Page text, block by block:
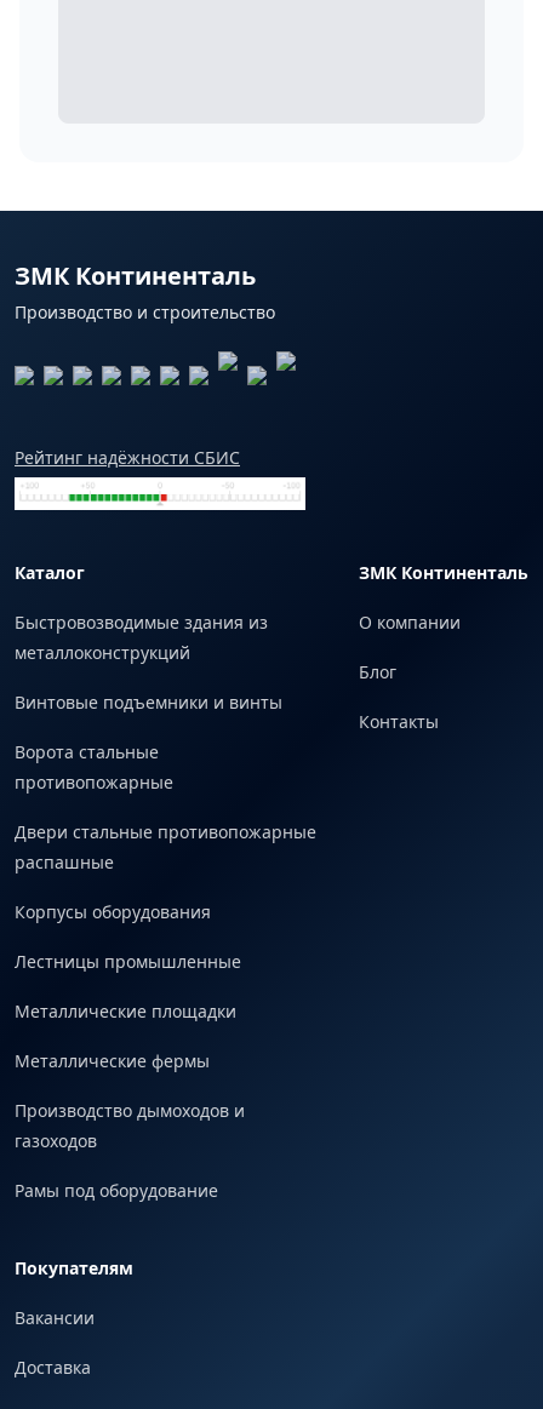
ЗМК Континенталь
Производство и строительство
Рейтинг надёжности СБИС
Каталог
Быстровозводимые здания из
металлоконструкций
Винтовые подъемники и винты
Ворота стальные
противопожарные
Двери стальные противопожарные
распашные
Корпусы оборудования
Лестницы промышленные
Металлические площадки
Металлические фермы
Производство дымоходов и
газоходов
Рамы под оборудование
ЗМК Континенталь
О компании
Блог
Контакты
Покупателям
Вакансии
Доставка